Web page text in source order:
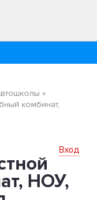
»
комбинат,
Вход
НОУ,